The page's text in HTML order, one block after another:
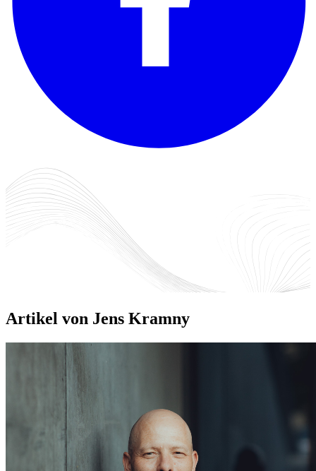
Artikel von Jens Kramny